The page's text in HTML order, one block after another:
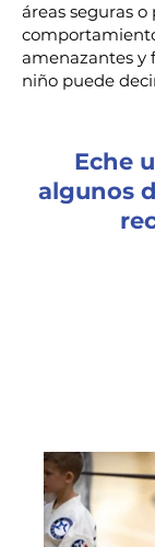
áreas seguras o
amenazantes y
niño puede
Eche
algunos